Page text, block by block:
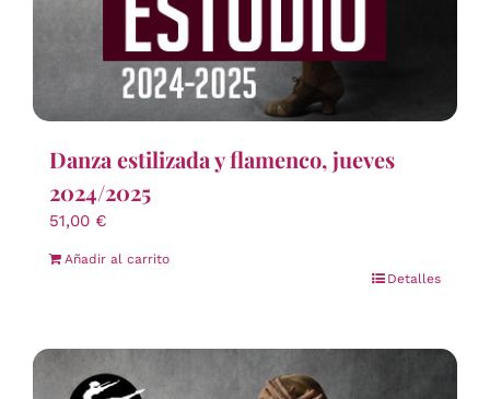
Danza estilizada y flamenco, jueves
2024/2025
51,00 €
Añadir al carrito
Detalles